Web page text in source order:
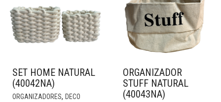
SET HOME NATURAL
(40042NA)
ORGANIZADORES, DECO
ORGANIZADOR
STUFF NATURAL
(40043NA)